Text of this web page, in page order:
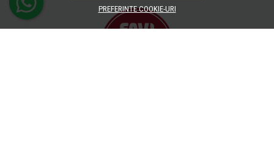
PREFERINTE COOKIE-URI